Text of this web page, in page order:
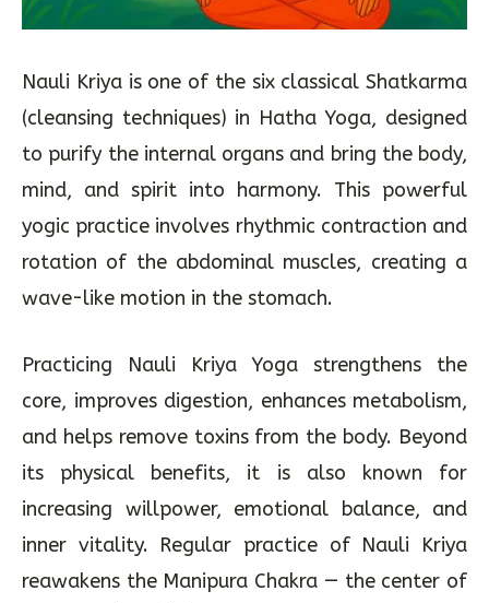
Nauli Kriya is one of the six classical Shatkarma
(cleansing techniques) in Hatha Yoga, designed
to purify the internal organs and bring the body,
mind, and spirit into harmony. This powerful
yogic practice involves rhythmic contraction and
rotation of the abdominal muscles, creating a
wave-like motion in the stomach.
Practicing Nauli Kriya Yoga strengthens the
core, improves digestion, enhances metabolism,
and helps remove toxins from the body. Beyond
its physical benefits, it is also known for
increasing willpower, emotional balance, and
inner vitality. Regular practice of Nauli Kriya
reawakens the Manipura Chakra — the center of